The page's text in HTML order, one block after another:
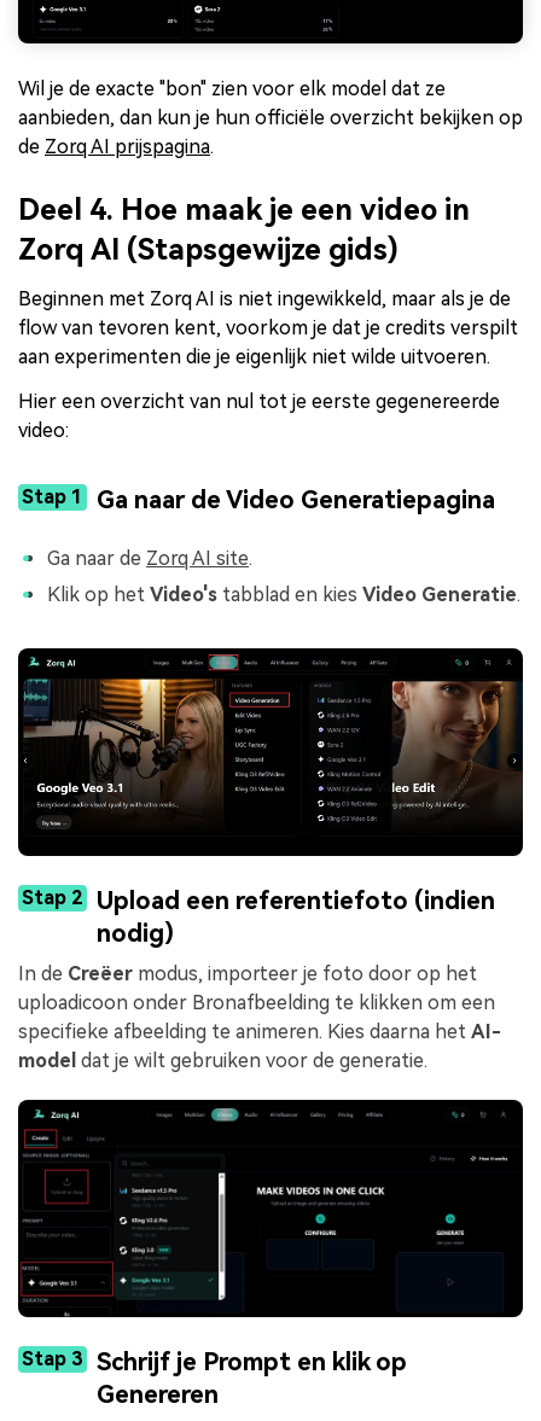
Wil je de exacte "bon" zien voor elk model dat ze
aanbieden, dan kun je hun officiële overzicht bekijken op
de Zorq AI prijspagina.
Deel 4. Hoe maak je een video in
Zorq AI (Stapsgewijze gids)
Beginnen met Zorq AI is niet ingewikkeld, maar als je de
flow van tevoren kent, voorkom je dat je credits verspilt
aan experimenten die je eigenlijk niet wilde uitvoeren.
Hier een overzicht van nul tot je eerste gegenereerde
video:
Stap 1 Ga naar de Video Generatiepagina
Ga naar de Zorq AI site.
Klik op het Video's tabblad en kies Video Generatie.
Stap 2
Upload een referentiefoto (indien
nodig)
In de Creëer modus, importeer je foto door op het
uploadicoon onder Bronafbeelding te klikken om een
specifieke afbeelding te animeren. Kies daarna het AI-
model dat je wilt gebruiken voor de generatie.
Stap 3
Schrijf je Prompt en klik op
Genereren